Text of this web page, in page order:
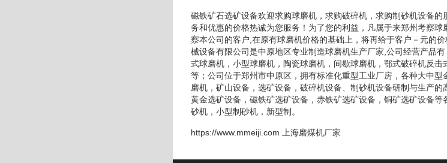
磁铁矿石选矿设备欢迎求购球磨机，求购破碎机，求购制砂机设备
务和优惠的价格热诚为您服务！为了您的利益，凡属于来郑州考察
察本公司的客户,在原有球磨机价格的基础上，将再给于客户－元的
械设备有限公司是中原地区专业制造球磨机生产厂家,公司经营产品
式球磨机，小型球磨机，陶瓷球磨机，间歇球磨机，鄂式破碎机反
等；公司位于郑州市中原区，拥有标准化重型工业厂房，各种大中
磨机，矿山设备，选矿设备，破碎机设备、制砂机设备研制与生产的
黄金选矿设备，磁铁矿选矿设备，赤铁矿选矿设备，铜矿选矿设备
砂机，小型制砂机，新型制。
https://www.mmeiji.com 上海磨煤机厂家